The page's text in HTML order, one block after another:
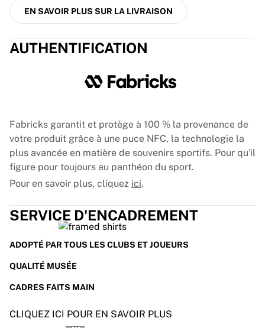
Tre Kronor
NHL Alumni
Voir tout le hockey sur glace
Autre
Authentification du maillot
Ma collection
EN SAVOIR PLUS SUR LA LIVRAISON
AUTHENTIFICATION
Fabricks garantit et protège à 100 % la provenance de
votre produit grâce à une puce NFC, la technologie la
plus avancée en matière de souvenirs sportifs. Pour qu'il
figure pour toujours au panthéon du sport.
Pour en savoir plus, cliquez ici.
SERVICE D'ENCADREMENT
ADOPTÉ PAR TOUS LES CLUBS ET JOUEURS
QUALITÉ MUSÉE
CADRES FAITS MAIN
CLIQUEZ ICI POUR EN SAVOIR PLUS